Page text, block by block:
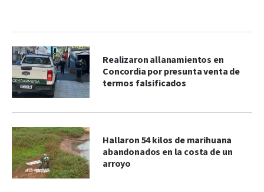
Realizaron allanamientos en
Concordia por presunta venta de
termos falsificados
Hallaron 54 kilos de marihuana
abandonados en la costa de un
arroyo